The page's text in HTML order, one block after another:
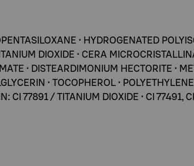
• HYDROGENATED
DIOXIDE • CERA
• DISTEARDIMONIUM HECTORITE •
• TOCOPHEROL •
CI 77891 / TITANIUM DIOXIDE • CI 77491,